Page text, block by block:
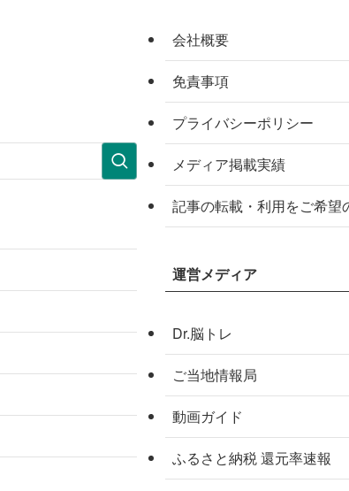
会社概要
免責事項
プライバシーポリシー
メディア掲載実績
記事の転載・利用をご希望
運営メディア
Dr.脳トレ
ご当地情報局
動画ガイド
ふるさと納税 還元率速報